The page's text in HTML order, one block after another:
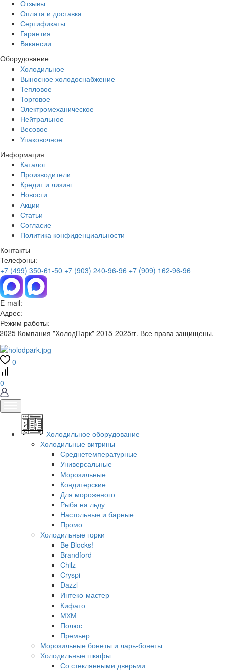
Отзывы
Оплата и доставка
Сертификаты
Гарантия
Вакансии
Оборудование
Холодильное
Выносное холодоснабжение
Тепловое
Торговое
Электромеханическое
Нейтральное
Весовое
Упаковочное
Информация
Каталог
Производители
Кредит и лизинг
Новости
Акции
Статьи
Согласие
Политика конфиденциальности
Контакты
Телефоны:
+7 (499) 350-61-50 +7 (903) 240-96-96 +7 (909) 162-96-96
E-mail:
Адрес:
Режим работы:
Компания "ХолодПарк" 2015-2025гг. Все права защищены.
0
0
Холодильное оборудование
Холодильные витрины
Среднетемпературные
Универсальные
Морозильные
Кондитерские
Для мороженого
Рыба на льду
Настольные и барные
Промо
Холодильные горки
Be Blocks!
Brandford
Chilz
Cryspi
Dazzl
Интеко-мастер
Кифато
МХМ
Полюс
Премьер
Морозильные бонеты и ларь-бонеты
Холодильные шкафы
Со стеклянными дверьми